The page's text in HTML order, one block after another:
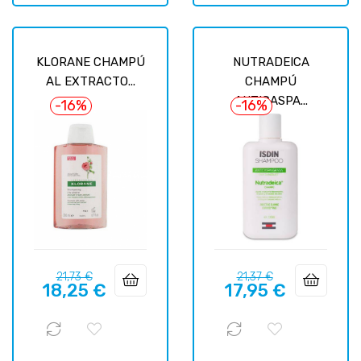
KLORANE CHAMPÚ
AL EXTRACTO...
-16%
Prix
habituel
21,73 €Prix
18,25 €
NUTRADEICA
CHAMPÚ
ANTICASPA...
-16%
Prix
habituel
21,37 €Prix
17,95 €